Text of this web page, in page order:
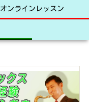
オンラインレッスン